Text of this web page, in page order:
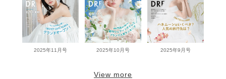
2025年11月号 2025年10月号 2025年9月号
View more